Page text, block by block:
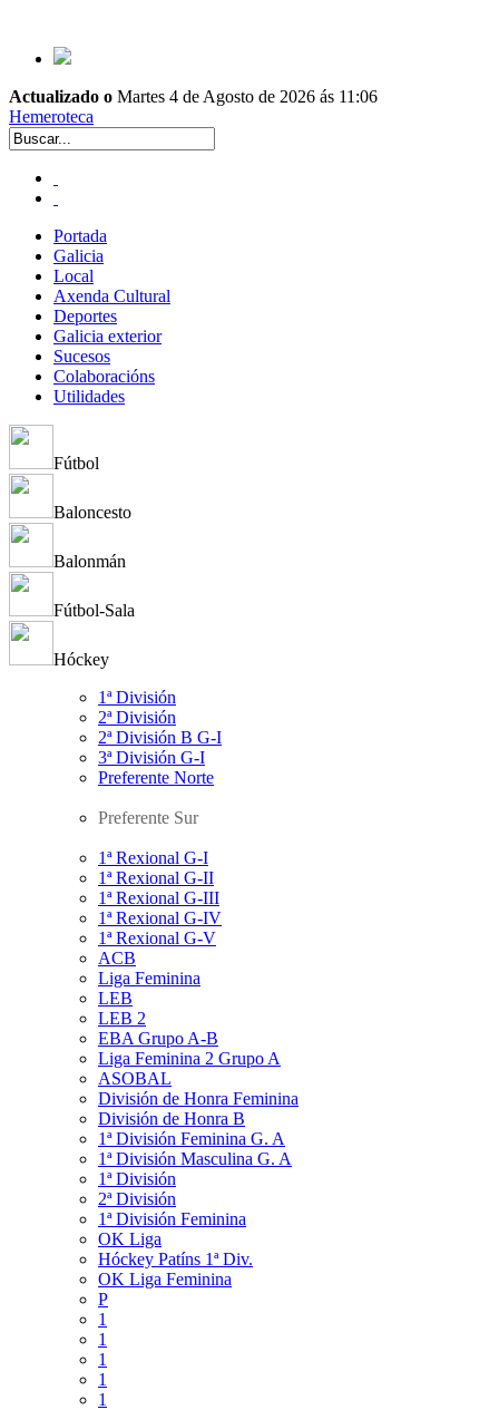
Actualizado o Martes 4 de Agosto de 2026 ás 11:06
Hemeroteca
Portada
Galicia
Local
Axenda Cultural
Deportes
Galicia exterior
Sucesos
Colaboracións
Utilidades
Fútbol
Baloncesto
Balonmán
Fútbol-Sala
Hóckey
1ª División
2ª División
2ª División B G-I
3ª División G-I
Preferente Norte
Preferente Sur
1ª Rexional G-I
1ª Rexional G-II
1ª Rexional G-III
1ª Rexional G-IV
1ª Rexional G-V
ACB
Liga Feminina
LEB
LEB 2
EBA Grupo A-B
Liga Feminina 2 Grupo A
ASOBAL
División de Honra Feminina
División de Honra B
1ª División Feminina G. A
1ª División Masculina G. A
1ª División
2ª División
1ª División Feminina
OK Liga
Hóckey Patíns 1ª Div.
OK Liga Feminina
P
1
1
1
1
1